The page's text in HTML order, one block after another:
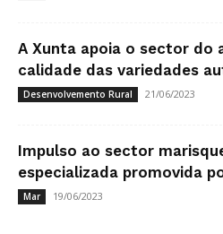
A Xunta apoia o sector do
calidade das variedades
Desenvolvemento Rural 21/06/2023
Impulso ao sector
especializada promovida
Mar 19/06/2023